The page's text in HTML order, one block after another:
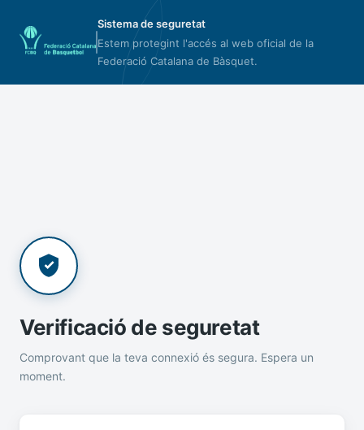
Sistema de seguretat
Estem protegint l'accés al web oficial de la
Federació Catalana de Bàsquet.
Verificació de seguretat
Comprovant que la teva connexió és segura. Espera un
moment.